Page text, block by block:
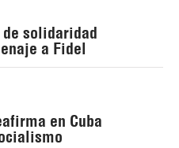
de solidaridad
a Fidel
en Cuba